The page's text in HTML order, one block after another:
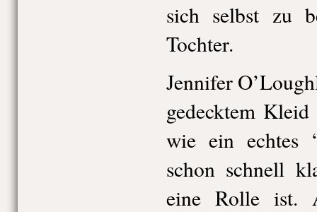
sich selbst zu
Tochter.
Jennifer
gedecktem
wie ein echtes
schon schnell
eine Rolle ist.